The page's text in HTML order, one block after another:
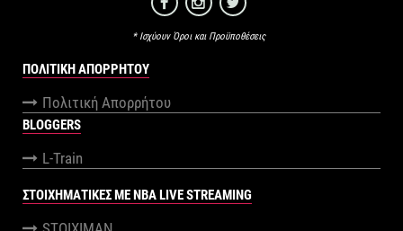
* Ισχύουν Όροι και Προϋποθέσεις
ΠΟΛΙΤΙΚΉ ΑΠΟΡΡΉΤΟΥ
Πολιτική Απορρήτου
BLOGGERS
L-Train
ΣΤΟΙΧΗΜΑΤΙΚΕΣ ΜΕ NBA LIVE STREAMING